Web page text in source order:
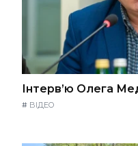
Інтерв’ю Олега
# ВІДЕО